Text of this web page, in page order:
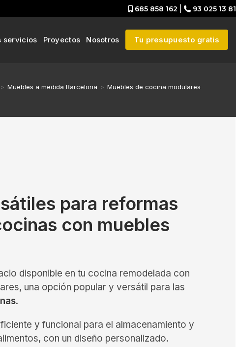
685 858 162 93 025 13 81
servicios Proyectos Nosotros Tu presupuesto gratis
> Muebles a medida Barcelona > Muebles de cocina modulares
para reformas
con muebles
disponible en tu cocina remodelada con
una opción popular y versátil para las
.
y funcional para el almacenamiento y
con un diseño personalizado.